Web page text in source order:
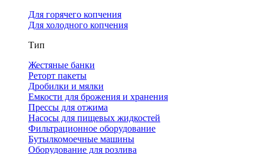
Для горячего копчения
Для холодного копчения
Тип
Жестяные банки
Реторт пакеты
Дробилки и мялки
Емкости для брожения и хранения
Прессы для отжима
Насосы для пищевых жидкостей
Фильтрационное оборудование
Бутылкомоечные машины
Оборудование для розлива